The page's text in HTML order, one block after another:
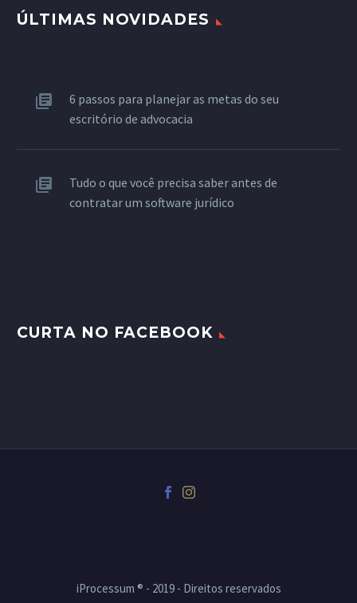
ÚLTIMAS NOVIDADES
6 passos para planejar as metas do seu
escritório de advocacia
Tudo o que você precisa saber antes de
contratar um software jurídico
CURTA NO FACEBOOK
iProcessum ® - 2019 - Direitos reservados